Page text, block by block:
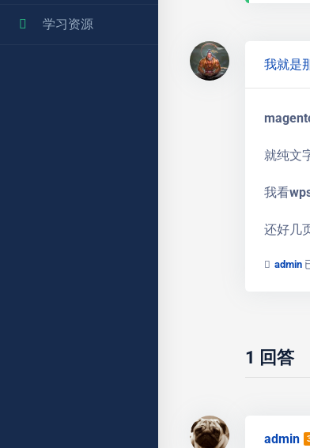
学习资源
我就是
就纯文
我看
还好几
admin
1 回答
admin